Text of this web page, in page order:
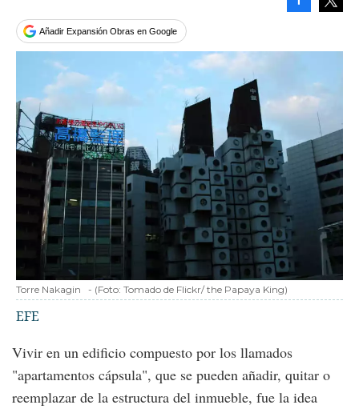
Añadir Expansión Obras en Google
Torre Nakagin - (Foto: Tomado de Flickr/ the Papaya King)
EFE
Vivir en un edificio compuesto por los llamados
"apartamentos cápsula", que se pueden añadir, quitar o
reemplazar de la estructura del inmueble, fue la idea